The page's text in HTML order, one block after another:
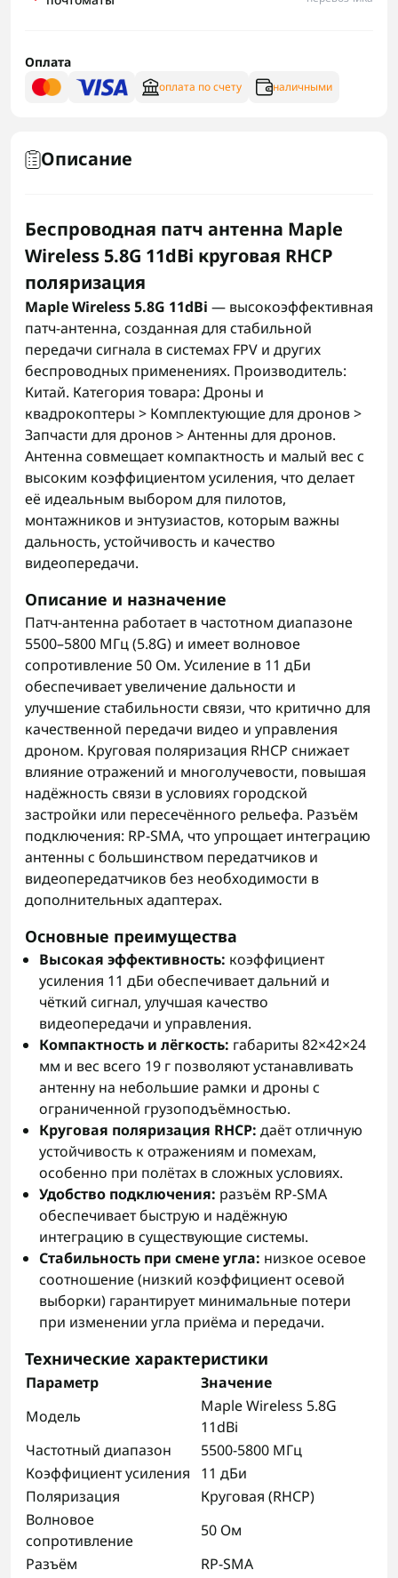
Оплата
оплата по счету наличными
Описание
Беспроводная патч антенна Maple
Wireless 5.8G 11dBi круговая RHCP
поляризация
Maple Wireless 5.8G 11dBi — высокоэффективная
патч-антенна, созданная для стабильной
передачи сигнала в системах FPV и других
беспроводных применениях. Производитель:
Китай. Категория товара: Дроны и
квадрокоптеры > Комплектующие для дронов >
Запчасти для дронов > Антенны для дронов.
Антенна совмещает компактность и малый вес с
высоким коэффициентом усиления, что делает
её идеальным выбором для пилотов,
монтажников и энтузиастов, которым важны
дальность, устойчивость и качество
видеопередачи.
Описание и назначение
Патч-антенна работает в частотном диапазоне
5500–5800 МГц (5.8G) и имеет волновое
сопротивление 50 Ом. Усиление в 11 дБи
обеспечивает увеличение дальности и
улучшение стабильности связи, что критично для
качественной передачи видео и управления
дроном. Круговая поляризация RHCP снижает
влияние отражений и многолучевости, повышая
надёжность связи в условиях городской
застройки или пересечённого рельефа. Разъём
подключения: RP-SMA, что упрощает интеграцию
антенны с большинством передатчиков и
видеопередатчиков без необходимости в
дополнительных адаптерах.
Основные преимущества
Высокая эффективность: коэффициент
усиления 11 дБи обеспечивает дальний и
чёткий сигнал, улучшая качество
видеопередачи и управления.
Компактность и лёгкость: габариты 82×42×24
мм и вес всего 19 г позволяют устанавливать
антенну на небольшие рамки и дроны с
ограниченной грузоподъёмностью.
Круговая поляризация RHCP: даёт отличную
устойчивость к отражениям и помехам,
особенно при полётах в сложных условиях.
Удобство подключения: разъём RP-SMA
обеспечивает быструю и надёжную
интеграцию в существующие системы.
Стабильность при смене угла: низкое осевое
соотношение (низкий коэффициент осевой
выборки) гарантирует минимальные потери
при изменении угла приёма и передачи.
Технические характеристики
Параметр
Значение
Модель
Maple Wireless 5.8G
11dBi
Частотный диапазон
5500-5800 МГц
Коэффициент усиления
11 дБи
Поляризация
Круговая (RHCP)
Волновое
сопротивление
50 Ом
Разъём
RP-SMA